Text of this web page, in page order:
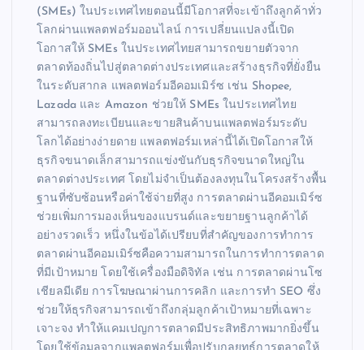
(SMEs) ในประเทศไทยตอนนี้มีโอกาสที่จะเข้าถึงลูกค้าทั่ว
โลกผ่านแพลตฟอร์มออนไลน์ การเปลี่ยนแปลงนี้เปิด
โอกาสให้ SMEs ในประเทศไทยสามารถขยายตัวจาก
ตลาดท้องถิ่นไปสู่ตลาดต่างประเทศและสร้างธุรกิจที่ยั่งยืน
ในระดับสากล แพลตฟอร์มอีคอมเมิร์ซ เช่น Shopee,
Lazada และ Amazon ช่วยให้ SMEs ในประเทศไทย
สามารถลงทะเบียนและขายสินค้าบนแพลตฟอร์มระดับ
โลกได้อย่างง่ายดาย แพลตฟอร์มเหล่านี้ได้เปิดโอกาสให้
ธุรกิจขนาดเล็กสามารถแข่งขันกับธุรกิจขนาดใหญ่ใน
ตลาดต่างประเทศ โดยไม่จำเป็นต้องลงทุนในโครงสร้างพื้น
ฐานที่ซับซ้อนหรือค่าใช้จ่ายที่สูง การตลาดผ่านอีคอมเมิร์ซ
ช่วยเพิ่มการมองเห็นของแบรนด์และขยายฐานลูกค้าได้
อย่างรวดเร็ว หนึ่งในข้อได้เปรียบที่สำคัญของการทำการ
ตลาดผ่านอีคอมเมิร์ซคือความสามารถในการทำการตลาด
ที่มีเป้าหมาย โดยใช้เครื่องมือดิจิทัล เช่น การตลาดผ่านโซ
เชียลมีเดีย การโฆษณาผ่านการคลิก และการทำ SEO ซึ่ง
ช่วยให้ธุรกิจสามารถเข้าถึงกลุ่มลูกค้าเป้าหมายที่เฉพาะ
เจาะจง ทำให้แคมเปญการตลาดมีประสิทธิภาพมากยิ่งขึ้น